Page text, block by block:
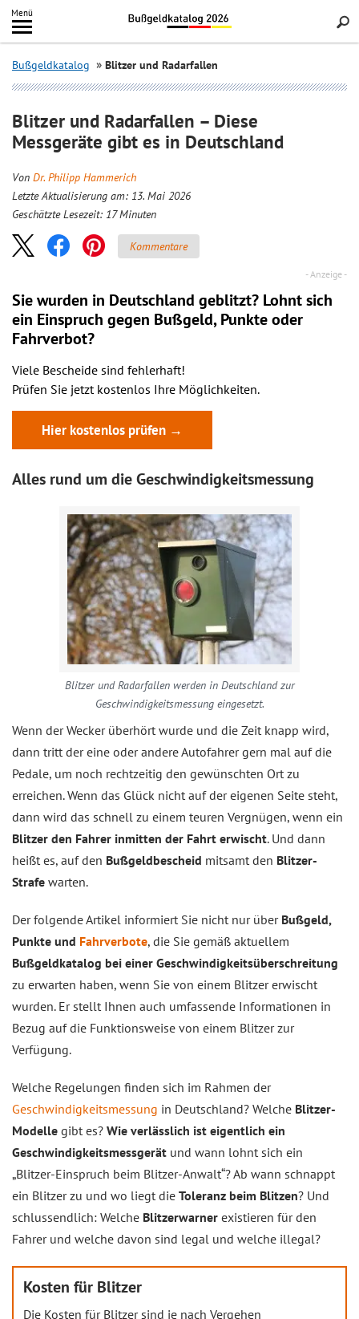
Inhalt
springen
Menü
Search
Bußgeldkatalog Blitzer und Radarfallen
Blitzer und Radarfallen – Diese
Messgeräte gibt es in Deutschland
Von Dr. Philipp Hammerich
Letzte Aktualisierung am: 13. Mai 2026
Geschätzte Lesezeit: 17 Minuten
Kommentare
Sie wurden in Deutschland geblitzt? Lohnt sich
ein Einspruch gegen Bußgeld, Punkte oder
Fahrverbot?
Viele Bescheide sind fehlerhaft!
Prüfen Sie jetzt kostenlos Ihre Möglichkeiten.
Hier kostenlos prüfen →
Alles rund um die Geschwindigkeitsmessung
Blitzer und Radarfallen werden in Deutschland zur
Geschwindigkeitsmessung eingesetzt.
Wenn der Wecker überhört wurde und die Zeit knapp wird,
dann tritt der eine oder andere Autofahrer gern mal auf die
Pedale, um noch rechtzeitig den gewünschten Ort zu
erreichen. Wenn das Glück nicht auf der eigenen Seite steht,
dann wird das schnell zu einem teuren Vergnügen, wenn ein
Blitzer den Fahrer inmitten der Fahrt erwischt. Und dann
heißt es, auf den Bußgeldbescheid mitsamt den Blitzer-
Strafe warten.
Der folgende Artikel informiert Sie nicht nur über Bußgeld,
Punkte und Fahrverbote, die Sie gemäß aktuellem
Bußgeldkatalog bei einer Geschwindigkeitsüberschreitung
zu erwarten haben, wenn Sie von einem Blitzer erwischt
wurden. Er stellt Ihnen auch umfassende Informationen in
Bezug auf die Funktionsweise von einem Blitzer zur
Verfügung.
Welche Regelungen finden sich im Rahmen der
Geschwindigkeitsmessung in Deutschland? Welche Blitzer-
Modelle gibt es? Wie verlässlich ist eigentlich ein
Geschwindigkeitsmessgerät und wann lohnt sich ein
„Blitzer-Einspruch beim Blitzer-Anwalt“? Ab wann schnappt
ein Blitzer zu und wo liegt die Toleranz beim Blitzen? Und
schlussendlich: Welche Blitzerwarner existieren für den
Fahrer und welche davon sind legal und welche illegal?
Kosten für Blitzer
Die Kosten für Blitzer sind je nach Vergehen